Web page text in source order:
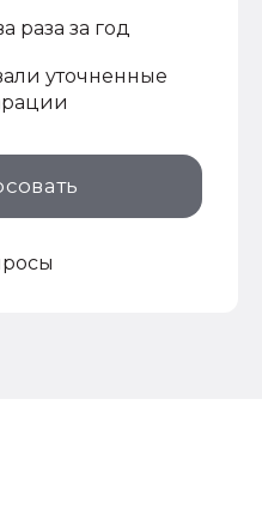
раза за год
уточненные